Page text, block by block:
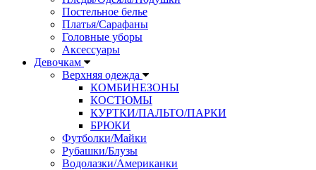
Постельное белье
Платья/Сарафаны
Головные уборы
Аксессуары
Девочкам
Верхняя одежда
КОМБИНЕЗОНЫ
КОСТЮМЫ
КУРТКИ/ПАЛЬТО/ПАРКИ
БРЮКИ
Футболки/Майки
Рубашки/Блузы
Водолазки/Американки